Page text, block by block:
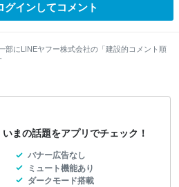
グインしてコメント
部にLINEヤフー株式会社の「建設的コメント順
いまの話題をアプリでチェック！
バナー広告なし
ミュート機能あり
ダークモード搭載